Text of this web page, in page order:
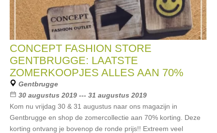
CONCEPT FASHION STORE
GENTBRUGGE: LAATSTE
ZOMERKOOPJES ALLES AAN 70%
Gentbrugge
30 augustus 2019 --- 31 augustus 2019
Kom nu vrijdag 30 & 31 augustus naar ons magazijn in
Gentbrugge en shop de zomercollectie aan 70% korting. Deze
korting ontvang je bovenop de ronde prijs!! Extreem veel